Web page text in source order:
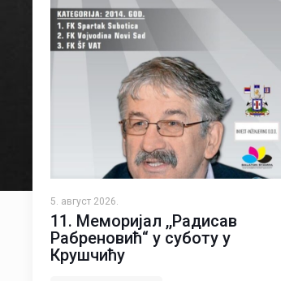
5. август 2026.
11. Меморијал ,,Радисав
Рабреновић“ у суботу у
Крушчићу